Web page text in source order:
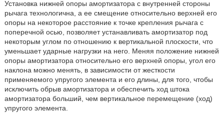
Установка нижней опоры амортизатора с внутренней стороны
рычага технологична, а ее смещение относительно верхней его
опоры на некоторое расстояние к точке крепления рычага с
поперечной осью, позволяет устанавливать амортизатор под
некоторым углом по отношению к вертикальной плоскости, что
уменьшает ударные нагрузки на него. Меняя положение нижней
опоры амортизатора относительно его верхней опоры, угол его
наклона можно менять, в зависимости от жесткости
применяемого упругого элемента и его длины, для того, чтобы
исключить обрыв амортизатора и обеспечить ход штока
амортизатора больший, чем вертикальное перемещение (ход)
упругого элемента.